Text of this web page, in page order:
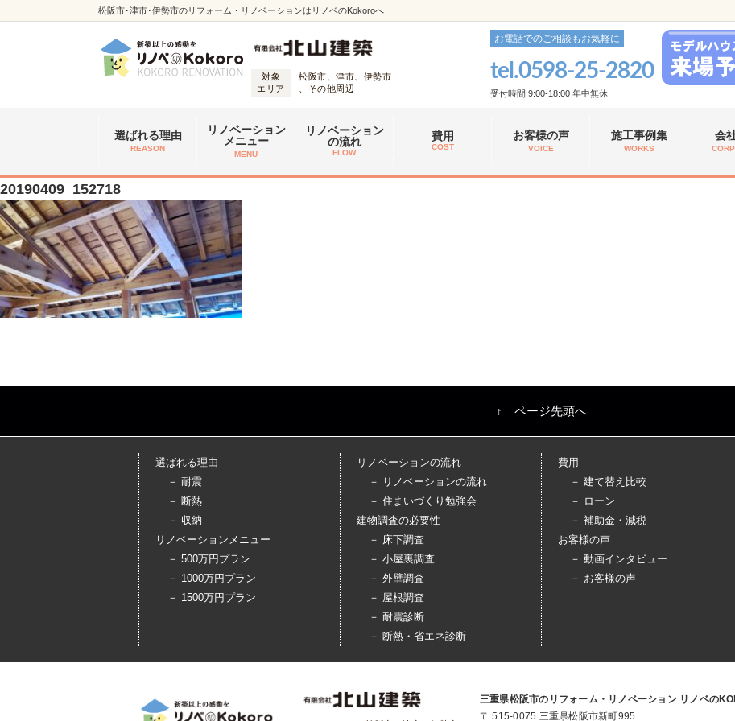
松阪市･津市･伊勢市のリフォーム・リノベーションはリノベのKokoroへ
対象
エリア
松阪市、津市、伊勢市
、その他周辺
お電話でのご相談もお気軽に
tel.0598-25-2820
受付時間 9:00-18:00 年中無休
選ばれる理由
REASON
リノベーション
メニュー
MENU
リノベーション
の流れ
FLOW
費用
COST
お客様の声
VOICE
施工事例集
WORKS
会
20190409_152718
↑ ページ先頭へ
選ばれる理由
－ 耐震
－ 断熱
－ 収納
リノベーションメニュー
－ 500万円プラン
－ 1000万円プラン
－ 1500万円プラン
リノベーションの流れ
－ リノベーションの流れ
－ 住まいづくり勉強会
建物調査の必要性
－ 床下調査
－ 小屋裏調査
－ 外壁調査
－ 屋根調査
－ 耐震診断
－ 断熱・省エネ診断
費用
－ 建て替え比較
－ ローン
－ 補助金・減税
お客様の声
－ 動画インタビュー
－ お客様の声
三重県松阪市のリフォーム・リノベーション リノベの
〒 515-0075 三重県松阪市新町995